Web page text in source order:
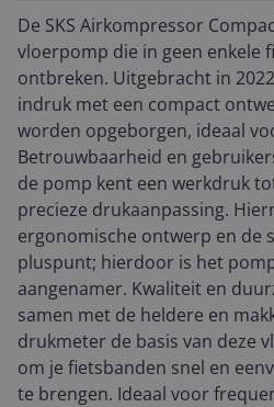
De SKS Airkompressor
vloerpomp die in geen enkele
ontbreken. Uitgebracht in
indruk met een compact
worden opgeborgen, ideaal
Betrouwbaarheid en
de pomp kent een werkdruk
precieze drukaanpassing.
ergonomische ontwerp en de
pluspunt; hierdoor is het
aangenamer. Kwaliteit en
samen met de heldere en
drukmeter de basis van deze
om je fietsbanden snel en
te brengen. Ideaal voor